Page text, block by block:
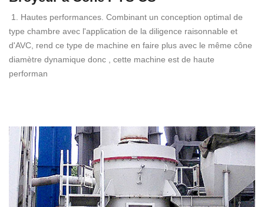
1. Hautes performances. Combinant un conception optimal de
type chambre avec l'application de la diligence raisonnable et
d'AVC, rend ce type de machine en faire plus avec le même cône
diamètre dynamique donc , cette machine est de haute
performan